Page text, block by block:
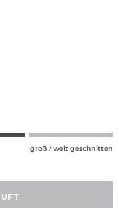
groß / weit geschnitten